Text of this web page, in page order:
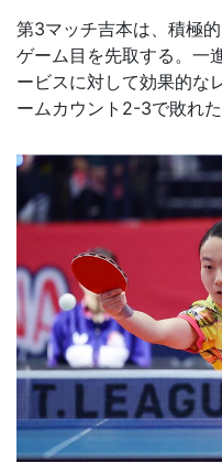
第3マッチ吉本は、積極
ゲーム目を先取する。一
ービスに対して効果的な
ームカウント2-3で敗れた